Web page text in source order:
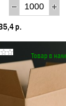
р.
Товар в